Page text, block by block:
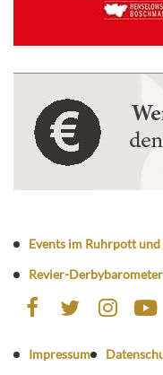
Events im Ruhrpott
Revier-Derbybarometer
Impressum